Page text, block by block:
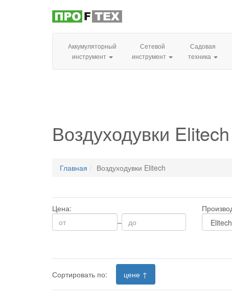
Аккумуляторный
инструмент
Сетевой
инструмент
Садовая
техника
Воздуходувки Elitech
Главная Воздуходувки Elitech
Цена:
–
Сортировать по: цене ↑